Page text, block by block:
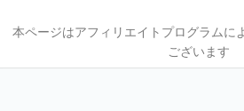
本ページはアフィリエイトプログラムに
ございます